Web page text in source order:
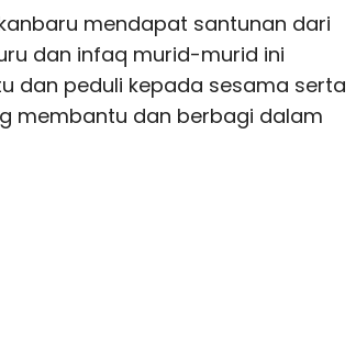
mendapat santunan dari
dan infaq murid-murid ini
dan peduli kepada sesama serta
membantu dan berbagi dalam